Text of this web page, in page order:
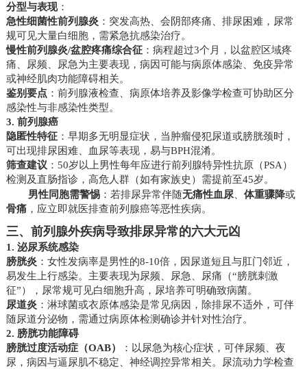
分型与表现：
急性细菌性前列腺炎：突发高热、会阴部疼痛、排尿困难，尿常
规可见大量白细胞，需紧急抗感染治疗。
慢性前列腺炎/盆腔疼痛综合征：病程超过3个月，以盆腔区域疼
痛、尿频、尿急为主要表现，病因可能与病原体感染、免疫异常
或神经肌肉功能障碍相关。
鉴别要点：前列腺液检查、病原体培养及影像学检查可协助区分
感染性与非感染性类型。
3. 前列腺癌
隐匿性特征：早期多无明显症状，当肿瘤侵犯尿道或膀胱颈时，
可出现排尿困难、血尿等表现，易与BPH混淆。
筛查建议 ：50岁以上男性每年应进行前列腺特异性抗原（PSA）
检测及直肠指诊，高危人群（如有家族史）需提前至45岁。
男性同胞需警惕：若排尿异常伴随无痛性血尿、 体重骤降或
骨痛，应立即就医排查前列腺癌等恶性疾病。
三、前列腺外疾病导致排尿异常的六大元凶
1. 泌尿系统感染
膀胱炎：女性发病率是男性的8-10倍，因尿道短且与肛门邻近，
易发生上行感染。主要表现为尿频、尿急、尿痛（“膀胱刺激
征”），尿常规可见白细胞升高，尿培养可明确致病菌。
尿道炎：淋球菌或衣原体感染是常见病因，除排尿不适外，可伴
随尿道分泌物，需通过病原体检测确诊并针对性治疗。
2. 膀胱功能障碍
膀胱过度活动症（OAB）
：以尿急为核心症状，可伴尿频、夜
尿，病因与逼尿肌不稳定、神经调控异常相关。尿流动力学检查